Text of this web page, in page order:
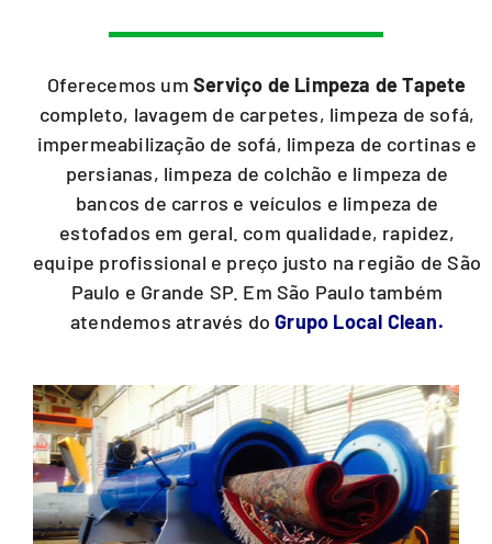
Oferecemos umServiço de Limpeza de Tapete
completo, lavagem de carpetes, limpeza de sofá,
impermeabilização de sofá, limpeza de cortinas e
persianas, limpeza de colchão e limpeza de
bancos de carros e veículos e limpeza de
estofados em geral. com qualidade, rapidez,
equipe profissional e preço justo na região de São
Paulo e Grande SP. Em São Paulo também
atendemos através doGrupo Local Clean.